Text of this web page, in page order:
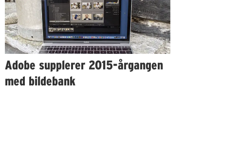
Adobe supplerer 2015-årgangen
med bildebank